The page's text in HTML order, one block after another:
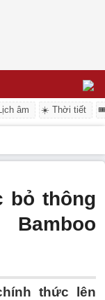
âm ☀️ Thời tiết
bỏ thông
thức lên